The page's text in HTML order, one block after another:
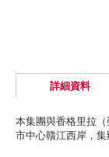
詳細資料
本集團與香格里拉
市中心贛江西岸，集